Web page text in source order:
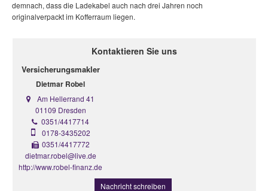
demnach, dass die Ladekabel auch nach drei Jahren noch
originalverpackt im Kofferraum liegen.
Kontaktieren Sie uns
Versicherungsmakler
Dietmar Robel
Am Hellerrand 41
01109 Dresden
0351/4417714
0178-3435202
0351/4417772
dietmar.robel@live.de
http://www.robel-finanz.de
Nachricht schreiben